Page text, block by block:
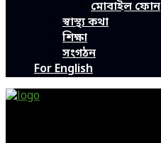
মোবাইল ফোন
স্বাস্থ্য কথা
শিক্ষা
সংগঠন
For English